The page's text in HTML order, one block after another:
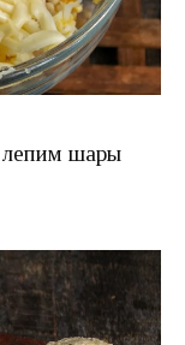
лепим шары